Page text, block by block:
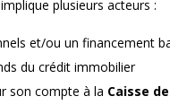
plusieurs acteurs :
et/ou un financement
du crédit immobilier
son compte à la Caisse